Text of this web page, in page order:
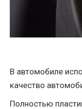
В автомобиле
качество
Полностью